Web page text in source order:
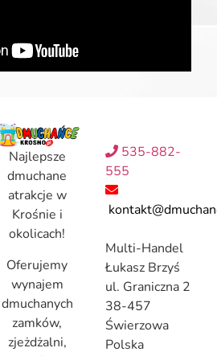
Najlepsze
dmuchane
atrakcje w
Krośnie i
okolicach!
Oferujemy
wynajem
dmuchanych
zamków,
zjeżdżalni,
535-882-
555
Multi-Handel
Łukasz Brzyś
ul. Graniczna 2
38-457
Świerzowa
Polska